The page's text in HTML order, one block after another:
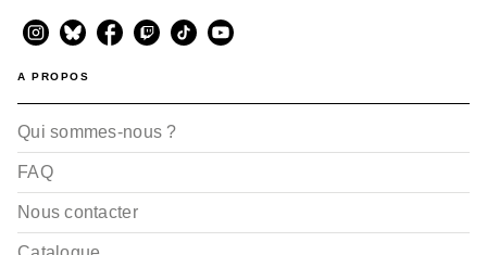
A PROPOS
Qui sommes-nous ?
FAQ
Nous contacter